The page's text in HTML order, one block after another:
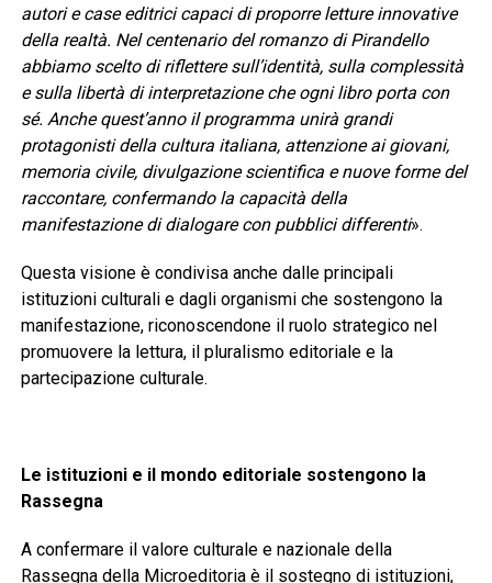
autori e case editrici capaci di proporre letture innovative
della realtà. Nel centenario del romanzo di Pirandello
abbiamo scelto di riflettere sull’identità, sulla complessità
e sulla libertà di interpretazione che ogni libro porta con
sé. Anche quest’anno il programma unirà grandi
protagonisti della cultura italiana, attenzione ai giovani,
memoria civile, divulgazione scientifica e nuove forme del
raccontare, confermando la capacità della
manifestazione di dialogare con pubblici differenti».
Questa visione è condivisa anche dalle principali
istituzioni culturali e dagli organismi che sostengono la
manifestazione, riconoscendone il ruolo strategico nel
promuovere la lettura, il pluralismo editoriale e la
partecipazione culturale.
Le istituzioni e il mondo editoriale sostengono la
Rassegna
A confermare il valore culturale e nazionale della
Rassegna della Microeditoria è il sostegno di istituzioni,